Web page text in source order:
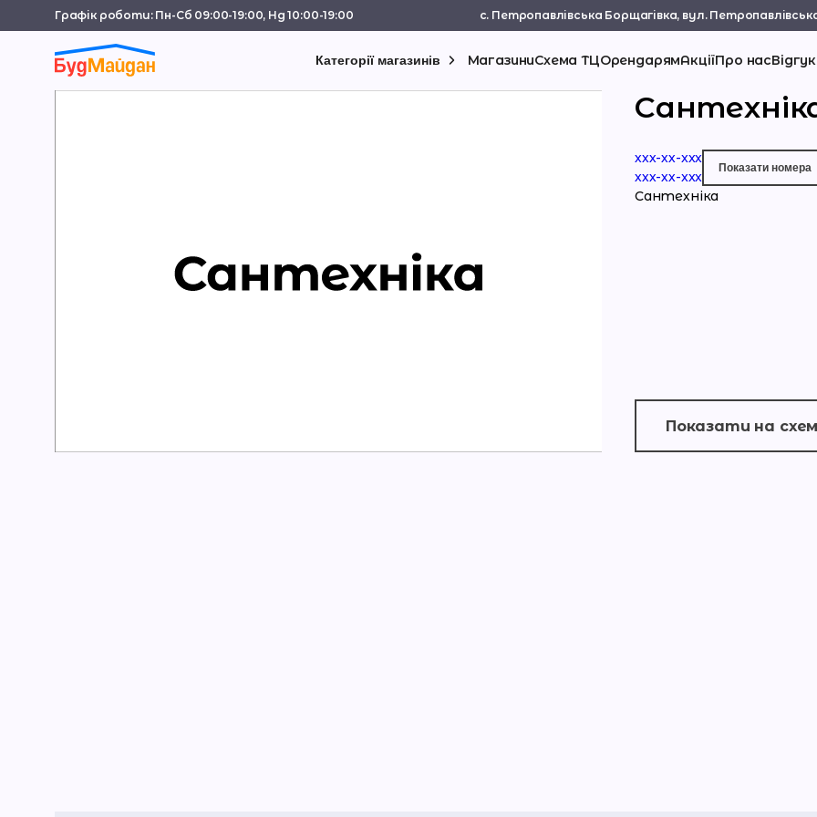
Графік роботи: Пн-Сб 09:00-19:00, Нд 10:00-19:00 с. Петропавлівська Борщагівка, вул.
Категорії магазинів МагазиниСхема ТЦОрендарямАкціїПро нас
ххх-хх-xxx
ххх-хх-xxx
Показати номерa
Cантехніка
Показати на